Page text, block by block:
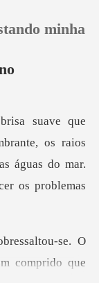
minha
os raios
águas do m
altou-se. O